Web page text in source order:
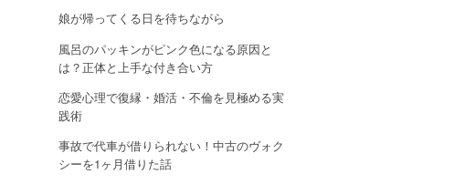
娘が帰ってくる日を待ちながら
風呂のパッキンがピンク色になる原因と
は？正体と上手な付き合い方
恋愛心理で復縁・婚活・不倫を見極める実
践術
事故で代車が借りられない！中古のヴォク
シーを1ヶ月借りた話